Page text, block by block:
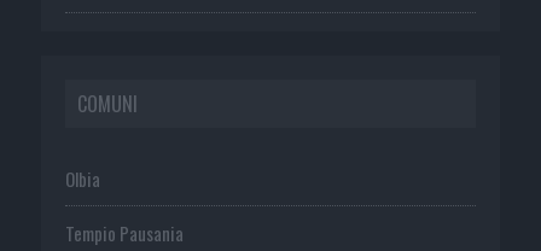
COMUNI
Olbia
Tempio Pausania